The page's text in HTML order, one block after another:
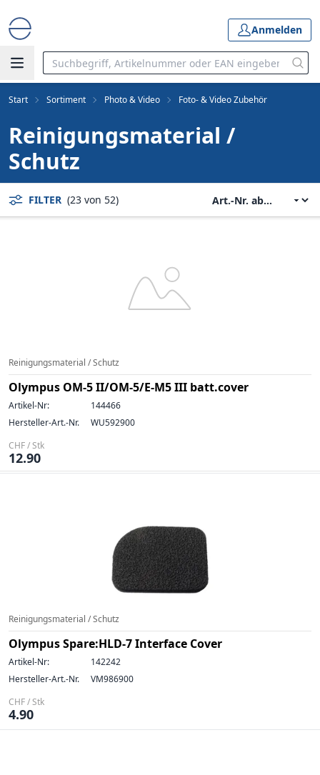
Anmelden
Start Sortiment Photo & Video Foto- & Video Zubehör
Reinigungsmaterial /
Schutz
FILTER (23 von 52)
Reinigungsmaterial / Schutz
Olympus OM-5 II/OM-5/E-M5 III batt.cover
Artikel-Nr:
144466
Hersteller-Art.-Nr.
WU592900
CHF / Stk
12.90
Reinigungsmaterial / Schutz
Olympus Spare:HLD-7 Interface Cover
Artikel-Nr:
142242
Hersteller-Art.-Nr.
VM986900
CHF / Stk
4.90